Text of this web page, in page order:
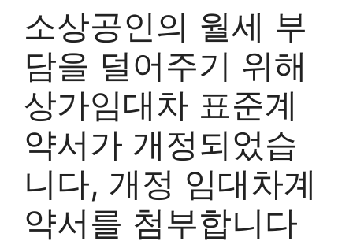
소상공인의 월세 부
담을 덜어주기 위해
상가임대차 표준계
약서가 개정되었습
니다, 개정 임대차계
약서를 첨부합니다